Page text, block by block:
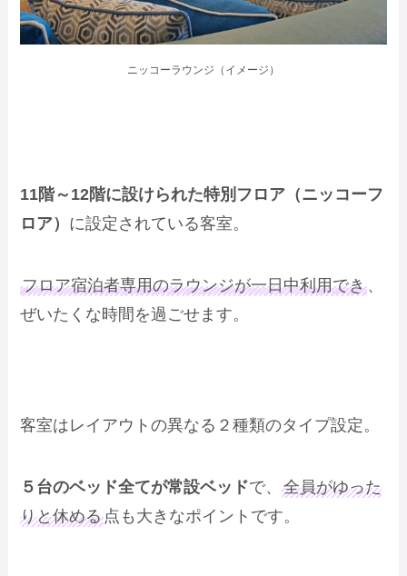
ニッコーラウンジ（イメージ）
11階～12階に設けられた特別フロア（ニッコーフ
ロア） に設定されている客室。
フロア宿泊者専用のラウンジが一日中利用でき、
ぜいたくな時間を過ごせます。
客室はレイアウトの異なる２種類のタイプ設定。
５台のベッド全てが常設ベッドで、全員がゆった
りと休める点も大きなポイントです。